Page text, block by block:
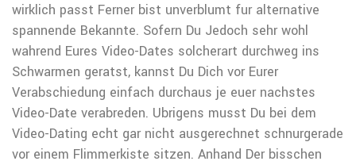
wirklich passt Ferner bist unverblumt fur alternative
spannende Bekannte. Sofern Du Jedoch sehr wohl
wahrend Eures Video-Dates solcherart durchweg ins
Schwarmen geratst, kannst Du Dich vor Eurer
Verabschiedung einfach durchaus je euer nachstes
Video-Date verabreden. Ubrigens musst Du bei dem
Video-Dating echt gar nicht ausgerechnet schnurgerade
vor einem Flimmerkiste sitzen. Anhand Der bisschen